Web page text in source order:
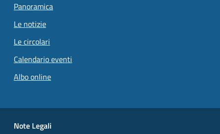
Panoramica
Le notizie
Le circolari
Calendario eventi
Albo online
Small prints
Note Legali